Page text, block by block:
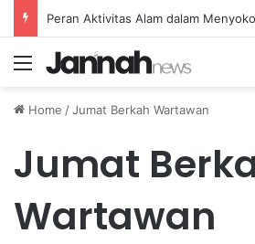
Menu
Home /Jumat Berkah Wartawan
Jumat
Wartawan